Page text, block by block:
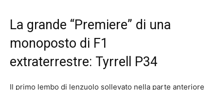
La grande “Premiere” di una
monoposto di F1
extraterrestre: Tyrrell P34
Il primo lembo di lenzuolo sollevato nella parte anteriore